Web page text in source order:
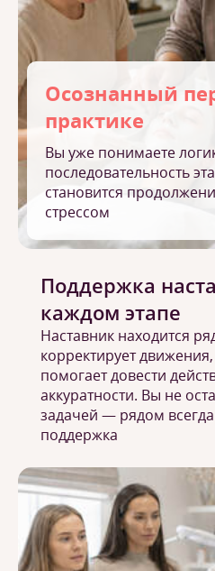
Осознанный
практике
Вы уже понимаете
последовательность
становится
стрессом
Поддержка
каждом этапе
Наставник находится
корректирует
помогает довести
аккуратности. Вы не
задачей — рядом
поддержка